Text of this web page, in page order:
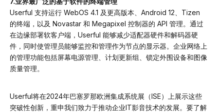
Userful 支持运行 WebOS 4.1 及更高版本、Android 12、Tizen
的终端，以及 Novastar 和 Megapixel 控制器的 API 管理。通过
在边缘部署软客户端，Userful 能够减少适配器硬件和解码器硬
件，同时使管理员能够监控和管理作为节点的显示器。企业网络上
的管理功能包括屏幕电源管理、计划更新组、锁定外围设备和图像
质量管理。
Userful将在2024年巴塞罗那欧洲集成系统展（ISE）上展示这些
突破性创新，重申我们致力于推动企业IT影音技术的发展。要了解